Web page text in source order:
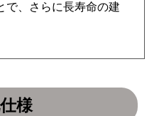
で、さらに長寿命の建
様